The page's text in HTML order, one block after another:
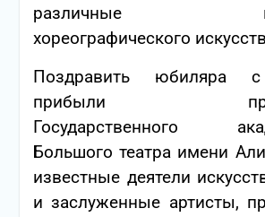
различные
хореографического
Поздравить юбиляра
прибыли
Государственного
Большого театра имени
известные деятели
и заслуженные артисты,